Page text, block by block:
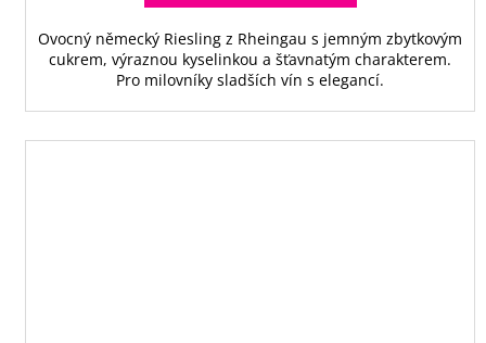
Ovocný německý Riesling z Rheingau s jemným zbytkovým
cukrem, výraznou kyselinkou a šťavnatým charakterem.
Pro milovníky sladších vín s elegancí.